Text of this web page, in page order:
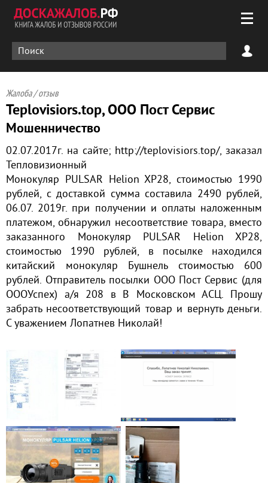
Жалоба / отзыв
Teplovisiors.top, ООО Пост Сервис
Мошенничество
02.07.2017г. на сайте; http://teplovisiors.top/, заказал
Тепловизионный
Монокуляр PULSAR Helion XP28, стоимостью 1990
рублей, с доставкой сумма составила 2490 рублей,
06.07. 2019г. при получении и оплаты наложенным
платежом, обнаружил несоответствие товара, вместо
заказанного Монокуляр PULSAR Helion XP28,
стоимостью 1990 рублей, в посылке находился
китайский монокуляр Бушнель стоимостью 600
рублей. Отправитель посылки ООО Пост Сервис (для
ОООУспех) а/я 208 в В Московском АСЦ. Прошу
забрать несоответствующий товар и вернуть деньги.
С уважением Лопатнев Николай!